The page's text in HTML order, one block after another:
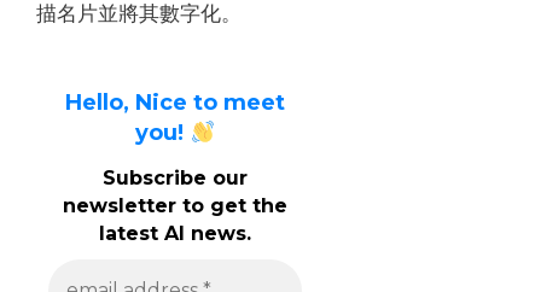
描名片並將其數字化。
Hello, Nice to meet
you!
Subscribe our
newsletter to get the
latest AI news.